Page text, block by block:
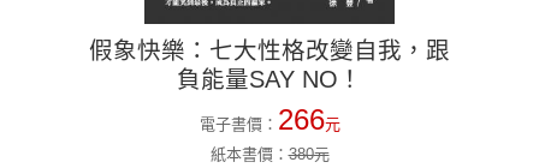
假象快樂：七大性格改變自我，跟
負能量SAY NO！
電子書價： 266元
紙本書價：380元